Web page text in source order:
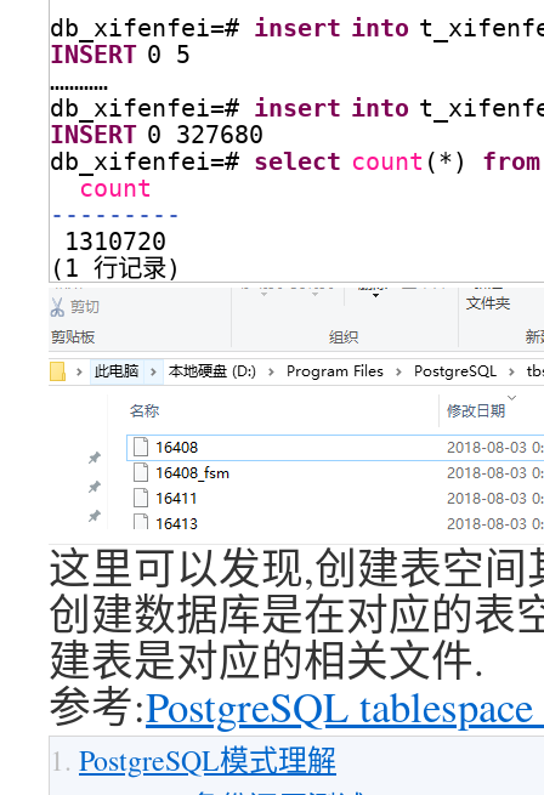
db_xifenfei=# insert into
INSERT 0 5
…………
db_xifenfei=# insert into
INSERT 0 327680
db_xifenfei=# select count (*) from
count
---------
1310720
(1 行记录)
这里可以发现,创建表空
创建数据库是在对应的表
建表是对应的相关文件.
参考:PostgreSQL
PostgreSQL模式理解